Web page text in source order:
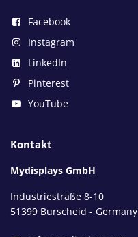
Facebook
Instagram
LinkedIn
Pinterest
YouTube
Kontakt
Mydisplays GmbH
Industriestraße 8-10
51399 Burscheid - Germany